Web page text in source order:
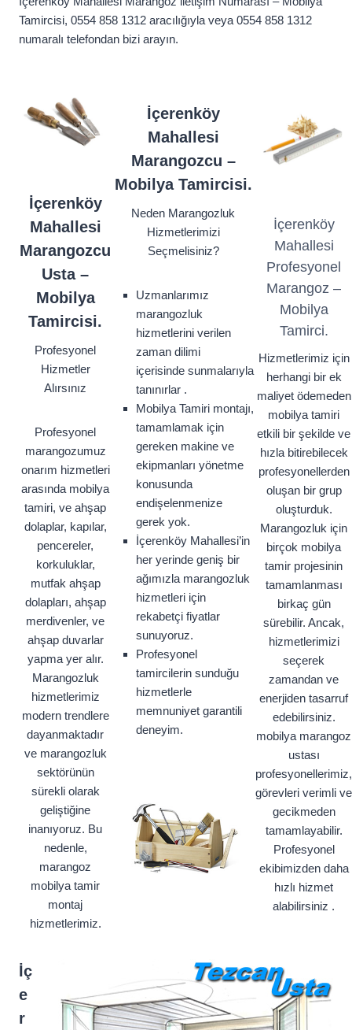
Tamircisi, 0554 858 1312 aracılığıyla veya 0554 858 1312
numaralı telefondan bizi arayın.
İçerenköy
Mahallesi
Marangozcu
Usta –
Mobilya
Tamircisi.
Profesyonel
Hizmetler
Alırsınız
Profesyonel
marangozumuz
onarım hizmetleri
arasında mobilya
tamiri, ve ahşap
dolaplar, kapılar,
pencereler,
korkuluklar,
mutfak ahşap
dolapları, ahşap
merdivenler, ve
ahşap duvarlar
yapma yer alır.
Marangozluk
hizmetlerimiz
modern trendlere
dayanmaktadır
ve marangozluk
sektörünün
sürekli olarak
geliştiğine
inanıyoruz. Bu
nedenle,
marangoz
mobilya tamir
montaj
hizmetlerimiz.
İçerenköy
Mahallesi
Marangozcu –
Mobilya Tamircisi.
Neden Marangozluk
Hizmetlerimizi
Seçmelisiniz?
Uzmanlarımız
marangozluk
hizmetlerini verilen
zaman dilimi
içerisinde sunmalarıyla
tanınırlar .
Mobilya Tamiri montajı,
tamamlamak için
gereken makine ve
ekipmanları yönetme
konusunda
endişelenmenize
gerek yok.
İçerenköy Mahallesi’in
her yerinde geniş bir
ağımızla marangozluk
hizmetleri için
rekabetçi fiyatlar
sunuyoruz.
Profesyonel
tamircilerin sunduğu
hizmetlerle
memnuniyet garantili
deneyim.
İçerenköy
Mahallesi
Profesyonel
Marangoz –
Mobilya
Tamirci.
Hizmetlerimiz için
herhangi bir ek
maliyet ödemeden
mobilya tamiri
etkili bir şekilde ve
hızla bitirebilecek
profesyonellerden
oluşan bir grup
oluşturduk.
Marangozluk için
birçok mobilya
tamir projesinin
tamamlanması
birkaç gün
sürebilir. Ancak,
hizmetlerimizi
seçerek
zamandan ve
enerjiden tasarruf
edebilirsiniz.
mobilya marangoz
ustası
profesyonellerimiz,
görevleri verimli ve
gecikmeden
tamamlayabilir.
Profesyonel
ekibimizden daha
hızlı hizmet
alabilirsiniz .
İç
e
r